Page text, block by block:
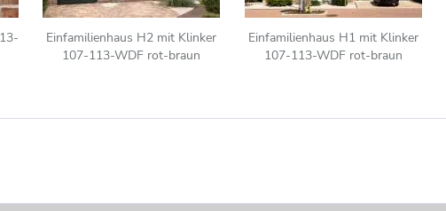
Einfamilienhaus H2 mit Klinker
107-113-WDF rot-braun
Einfamilienhaus H1 mit Klinker
107-113-WDF rot-braun